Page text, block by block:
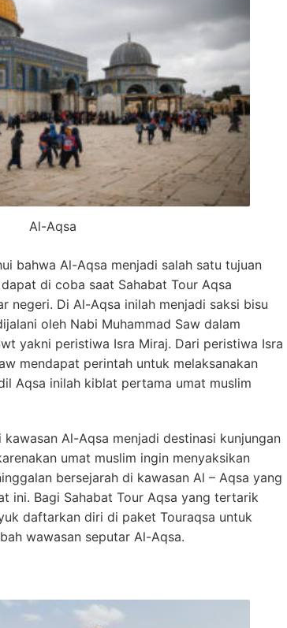
Al-Aqsa
bahwa Al-Aqsa menjadi salah satu tujuan
di coba saat Sahabat Tour Aqsa
negeri. Di Al-Aqsa inilah menjadi saksi bisu
oleh Nabi Muhammad Saw dalam
yakni peristiwa Isra Miraj. Dari peristiwa Isra
mendapat perintah untuk melaksanakan
Aqsa inilah kiblat pertama umat muslim
Al-Aqsa menjadi destinasi kunjungan
umat muslim ingin menyaksikan
bersejarah di kawasan Al – Aqsa yang
ini. Bagi Sahabat Tour Aqsa yang tertarik
daftarkan diri di paket Touraqsa untuk
wawasan seputar Al-Aqsa.